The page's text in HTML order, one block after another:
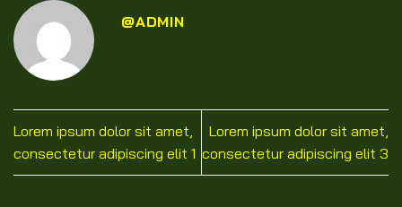
@ADMIN
Lorem ipsum dolor sit amet,
consectetur adipiscing elit 1
Lorem ipsum dolor sit amet,
consectetur adipiscing elit 3